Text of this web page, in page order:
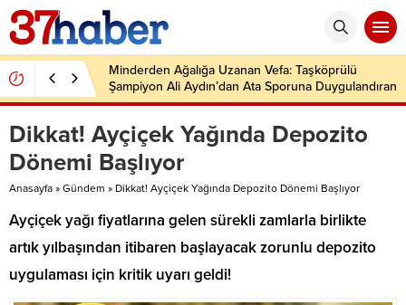
Minderden Ağalığa Uzanan Vefa: Taşköprülü
Şampiyon Ali Aydın’dan Ata Sporuna Duygulandıran
Dönüş
Dikkat! Ayçiçek Yağında Depozito
Dönemi Başlıyor
Anasayfa » Gündem » Dikkat! Ayçiçek Yağında Depozito Dönemi Başlıyor
Ayçiçek yağı fiyatlarına gelen sürekli zamlarla birlikte
artık yılbaşından itibaren başlayacak zorunlu depozito
uygulaması için kritik uyarı geldi!